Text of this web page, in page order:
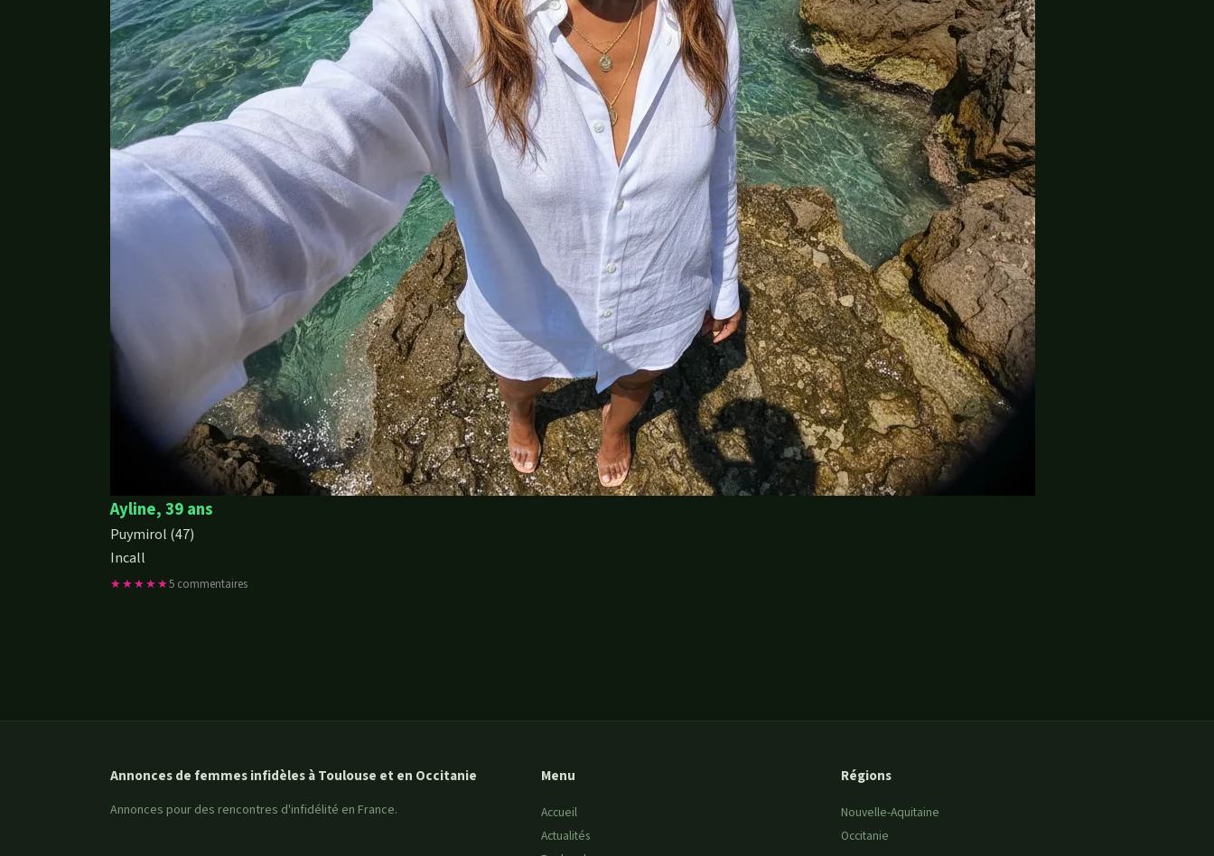
Ayline, 39 ans
Puymirol (47)
Incall
★★★★★5 commentaires
Annonces de femmes infidèles à Toulouse et en Occitanie
Annonces pour des rencontres d'infidélité en France.
Menu
Accueil
Actualités
Régions
Nouvelle-Aquitaine
Occitanie